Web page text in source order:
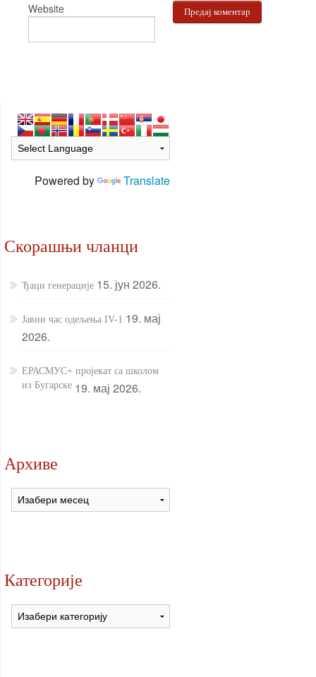
Website
Powered by Translate
Скорашњи чланци
Ђаци генерације 15. јун 2026.
Јавни час одељења IV-1 19. мај
2026.
ЕРАСМУС+ пројекат са школом
из Бугарске 19. мај 2026.
Архиве
Архиве
Категорије
Категорије